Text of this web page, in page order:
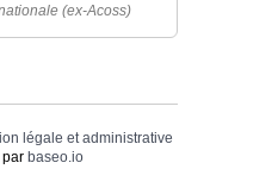
(ex-Acoss)
légale et administrative
baseo.io